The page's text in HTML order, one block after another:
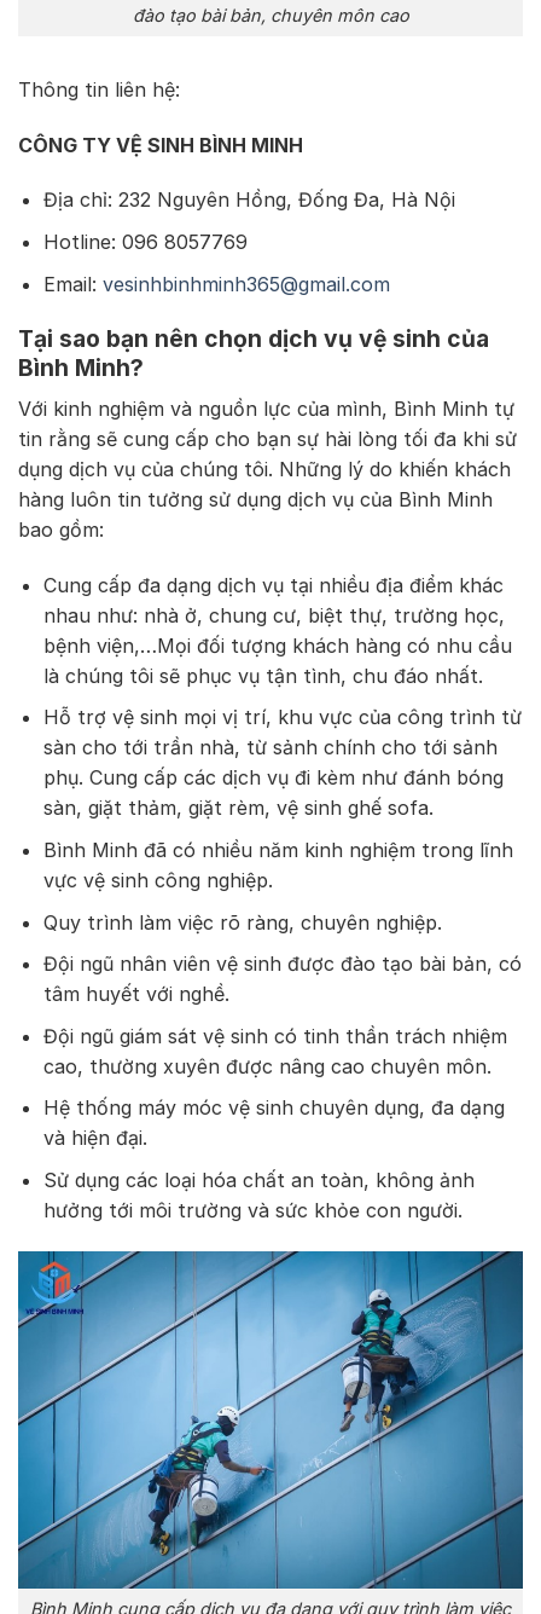
đào tạo bài bản, chuyên môn cao
Thông tin liên hệ:
CÔNG TY VỆ SINH BÌNH MINH
Địa chỉ: 232 Nguyên Hồng, Đống Đa, Hà Nội
Hotline: 096 8057769
Email: vesinhbinhminh365@gmail.com
Tại sao bạn nên chọn dịch vụ vệ sinh của
Bình Minh?
Với kinh nghiệm và nguồn lực của mình, Bình Minh tự
tin rằng sẽ cung cấp cho bạn sự hài lòng tối đa khi sử
dụng dịch vụ của chúng tôi. Những lý do khiến khách
hàng luôn tin tưởng sử dụng dịch vụ của Bình Minh
bao gồm:
Cung cấp đa dạng dịch vụ tại nhiều địa điểm khác
nhau như: nhà ở, chung cư, biệt thự, trường học,
bệnh viện,…Mọi đối tượng khách hàng có nhu cầu
là chúng tôi sẽ phục vụ tận tình, chu đáo nhất.
Hỗ trợ vệ sinh mọi vị trí, khu vực của công trình từ
sàn cho tới trần nhà, từ sảnh chính cho tới sảnh
phụ. Cung cấp các dịch vụ đi kèm như đánh bóng
sàn, giặt thảm, giặt rèm, vệ sinh ghế sofa.
Bình Minh đã có nhiều năm kinh nghiệm trong lĩnh
vực vệ sinh công nghiệp.
Quy trình làm việc rõ ràng, chuyên nghiệp.
Đội ngũ nhân viên vệ sinh được đào tạo bài bản, có
tâm huyết với nghề.
Đội ngũ giám sát vệ sinh có tinh thần trách nhiệm
cao, thường xuyên được nâng cao chuyên môn.
Hệ thống máy móc vệ sinh chuyên dụng, đa dạng
và hiện đại.
Sử dụng các loại hóa chất an toàn, không ảnh
hưởng tới môi trường và sức khỏe con người.
Bình Minh cung cấp dịch vụ đa dạng với quy trình làm việc